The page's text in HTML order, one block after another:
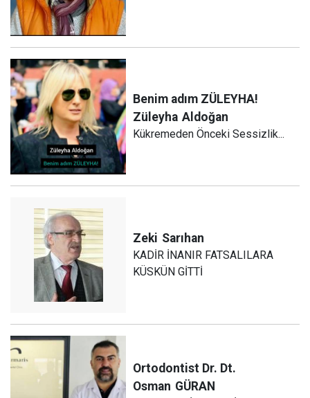
Benim adım ZÜLEYHA!
Züleyha Aldoğan
Kükremeden Önceki Sessizlik...
Zeki Sarıhan
KADİR İNANIR FATSALILARA
KÜSKÜN GİTTİ
Ortodontist Dr. Dt.
Osman GÜRAN